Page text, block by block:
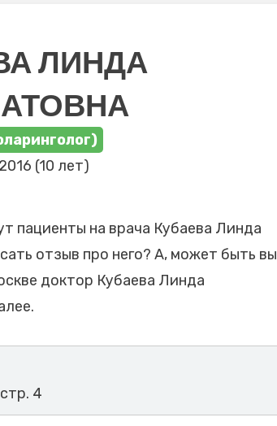
ЛИНДА
(10 лет)
пациенты на врача Кубаева Линда
отзыв про него? А, может быть вы
доктор Кубаева Линда
4